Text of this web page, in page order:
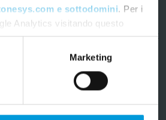
e sottodomini. Per i
Analytics visitando questo
il consenso.
Marketing
di sicurezza della città di Hobart